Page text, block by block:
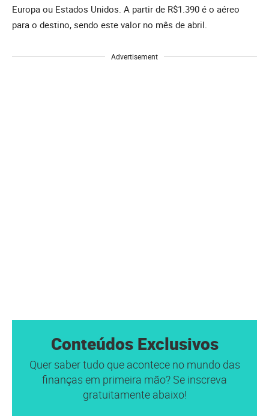
Europa ou Estados Unidos. A partir de R$1.390 é o aéreo
para o destino, sendo este valor no mês de abril.
Advertisement
Conteúdos Exclusivos
Quer saber tudo que acontece no mundo das
finanças em primeira mão? Se inscreva
gratuitamente abaixo!